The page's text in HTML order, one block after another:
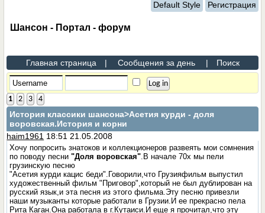
Default Style Регистрация
Шансон - Портал - форум
Главная страница | Сообщения за день | Поиск
1 2 3 4
История классики шансона>Асетия курди - доля
воровская.История и корни
haim1961 18:51 21.05.2008
Хочу попросить знатоков и коллекционеров развеять мои сомнения
по поводу песни"Доля воровская".В начале 70х мы пели
грузинскую песню
"Асетия курди кацис беди".Говорили,что Грузияфильм выпустил
художественный фильм "Приговор",который не был дублирован на
русский язык,и эта песня из этого фильма.Эту песню привезли
наши музыканты которые работали в Грузии.И ее прекрасно пела
Рита Каган.Она работала в г.Кутаиси.И еще я прочитал,что эту